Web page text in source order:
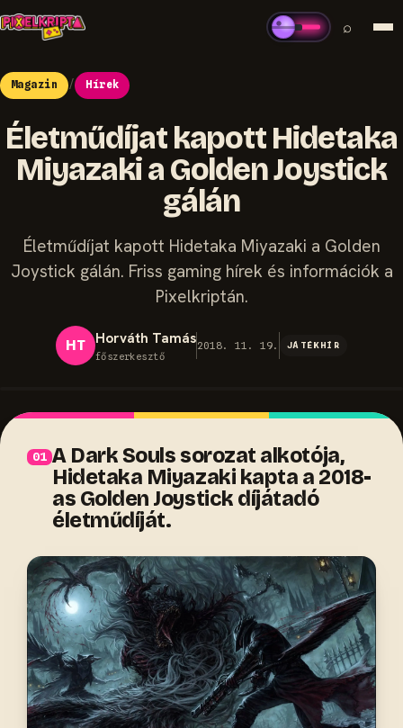
⌕
Magazin / Hírek
Életműdíjat kapott Hidetaka
Miyazaki a Golden Joystick
gálán
Életműdíjat kapott Hidetaka Miyazaki a Golden
Joystick gálán. Friss gaming hírek és információk a
Pixelkriptán.
HT Horváth Tamás
főszerkesztő
2018. 11. 19. JÁTÉKHÍR
A Dark Souls sorozat alkotója,
Hidetaka Miyazaki kapta a 2018-
as Golden Joystick díjátadó
életműdíját.